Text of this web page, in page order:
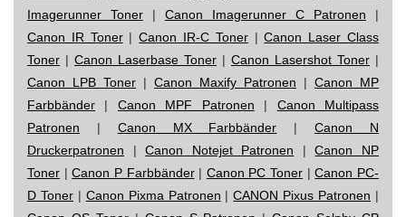
Imagerunner Toner | Canon Imagerunner C Patronen |
Canon IR Toner|Canon IR-C Toner|Canon Laser Class
Toner | Canon Laserbase Toner | Canon Lasershot Toner |
Canon LPB Toner | Canon Maxify Patronen | Canon MP
Farbbänder | Canon MPF Patronen | Canon Multipass
Patronen | Canon MX Farbbänder |Canon N
Druckerpatronen |Canon Notejet Patronen |Canon NP
Toner |Canon P Farbbänder| Canon PC Toner |Canon PC-
D Toner| Canon Pixma Patronen |CANON Pixus Patronen |